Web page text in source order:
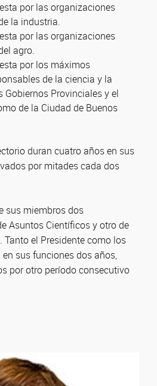
por las organizaciones
la industria.
por las organizaciones
agro.
por los máximos
de la ciencia y la
Gobiernos Provinciales y el
de la Ciudad de Buenos
duran cuatro años en sus
por mitades cada dos
sus miembros dos
Asuntos Científicos y otro de
Tanto el Presidente como los
sus funciones dos años,
por otro período consecutivo